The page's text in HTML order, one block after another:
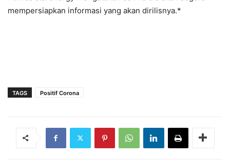
mempersiapkan informasi yang akan dirilisnya.*
TAGS Positif Corona